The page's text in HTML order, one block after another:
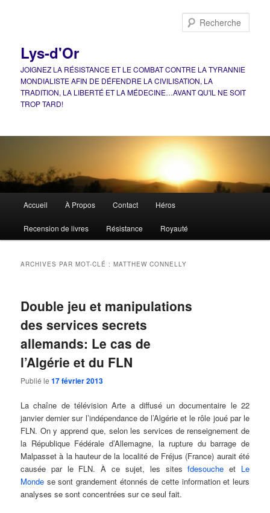
Lys-d'Or
JOIGNEZ LA RÉSISTANCE ET LE COMBAT CONTRE LA TYRANNIE
MONDIALISTE AFIN DE DÉFENDRE LA CIVILISATION, LA
TRADITION, LA LIBERTÉ ET LA MÉDECINE…AVANT QU'IL NE SOIT
TROP TARD!
principal
Accueil À Propos Contact Héros
Recension de livres Résistance Royauté
ARCHIVES PAR MOT-CLÉ :MATTHEW CONNELLY
Double jeu et manipulations
des services secrets
allemands: Le cas de
l’Algérie et du FLN
Publié le17 février 2013
La chaîne de télévision Arte a diffusé un documentaire le 22
janvier dernier sur l’indépendance de l’Algérie et le rôle joué par le
FLN. On y apprend que, selon les services de renseignement de
la République Fédérale d’Allemagne, la rupture du barrage de
Malpasset à la hauteur de la localité de Fréjus (France) aurait été
causée par le FLN. À ce sujet, les sitesfdesouche et Le
Monde se sont grandement étonnés de cette information et leurs
analyses se sont concentrées sur ce seul fait.